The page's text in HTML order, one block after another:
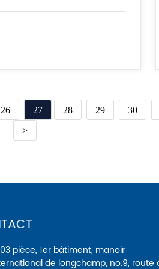
responsable. 2.
26 27 28 29 30
>
pièce, 1er bâtiment, manoir
de longchamp, no.9, route